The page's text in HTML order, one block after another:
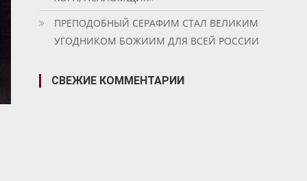
ПРЕПОДОБНЫЙ СЕРАФИМ СТАЛ ВЕЛИКИМ
УГОДНИКОМ БОЖИИМ ДЛЯ ВСЕЙ РОССИИ
СВЕЖИЕ КОММЕНТАРИИ